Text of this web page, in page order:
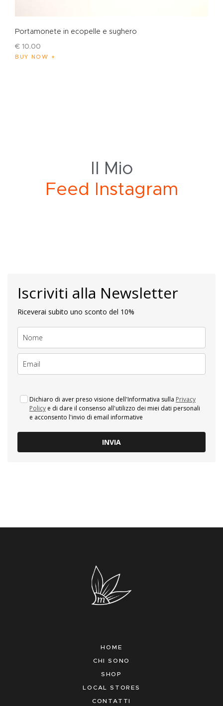
Portamonete in ecopelle e sughero
€ 10.00
BUY NOW
Il Mio
eed Instagram
Iscriviti alla Newsletter
Riceverai subito uno sconto del 10%
Dichiaro di aver preso visione dell'Informativa sulla Privacy
Policy e di dare il consenso all'utilizzo dei miei dati personali
e acconsento l'invio di email informative
INVIA
HOME
CHI SONO
SHOP
LOCAL STORES
CONTATTI